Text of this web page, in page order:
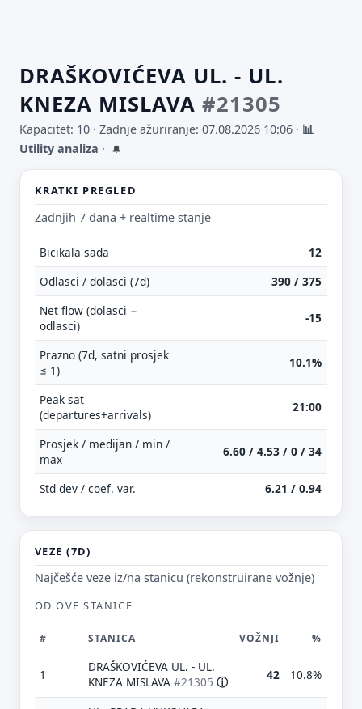
DRAŠKOVIĆEVA UL. - UL.
KNEZA MISLAVA#21305
Kapacitet: 10 · Zadnje ažuriranje: 07.08.2026 10:06 · 📊
Utility analiza · 🔔
KRATKI PREGLED
Zadnjih 7 dana + realtime stanje
Bicikala sada
12
Odlasci / dolasci (7d)
390 / 375
Net flow (dolasci −
odlasci)
-15
Prazno (7d, satni prosjek
≤ 1)
10.1%
Peak sat
(departures+arrivals)
21:00
Prosjek / medijan / min /
max
6.60 / 4.53 / 0 / 34
Std dev / coef. var. 6.21 / 0.94
VEZE (7D)
Najčešće veze iz/na stanicu (rekonstruirane vožnje)
OD OVE STANICE
# STANICA VOŽNJI %
1
DRAŠKOVIĆEVA UL. - UL.
KNEZA MISLAVA #21305 ⓘ 42 10.8%